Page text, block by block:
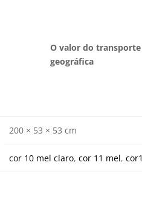
O valor do transporte
geográfica
200 × 53 × 53 cm
cor 10 mel claro,cor 11 mel,